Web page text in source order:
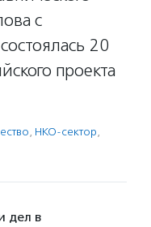
с
20
проекта
, НКО-сектор,
дел в